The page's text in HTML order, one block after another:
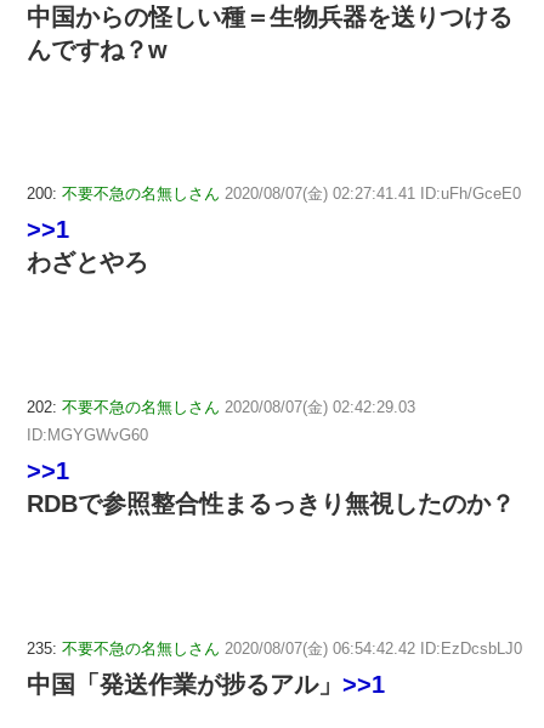
中国からの怪しい種＝生物兵器を送りつける
んですね？w
200: 不要不急の名無しさん 2020/08/07(金) 02:27:41.41 ID:uFh/GceE0
>>1
わざとやろ
202: 不要不急の名無しさん 2020/08/07(金) 02:42:29.03
ID:MGYGWvG60
>>1
RDBで参照整合性まるっきり無視したのか？
235: 不要不急の名無しさん 2020/08/07(金) 06:54:42.42 ID:EzDcsbLJ0
中国「発送作業が捗るアル」 >>1